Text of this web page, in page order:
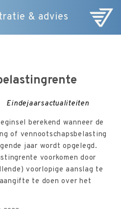
& advies
Eindejaarsactualiteiten
berekend wanneer de
of vennootschapsbelasting
jaar wordt opgelegd.
voorkomen door
voorlopige aanslag te
te doen over het